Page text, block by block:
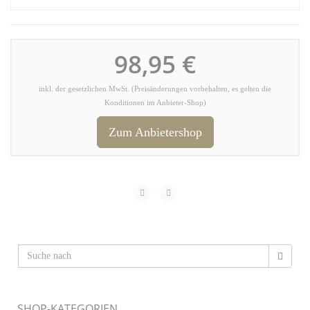
98,95 €
inkl. der gesetzlichen MwSt. (Preisänderungen vorbehalten, es gelten die
Konditionen im Anbieter-Shop)
Zum Anbietershop